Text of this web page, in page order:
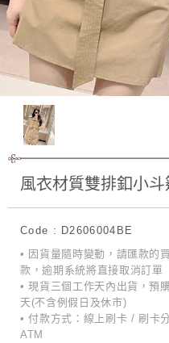
風衣材質雙排釦小
Code : D2606004BE
• 因貨量隨時變動，請匯款的
款，逾期系統將直接取消訂單
• 現貨三個工作天內出貨，預
天(不含例假日及休市)
• 付款方式：線上刷卡 / 刷卡
ATM